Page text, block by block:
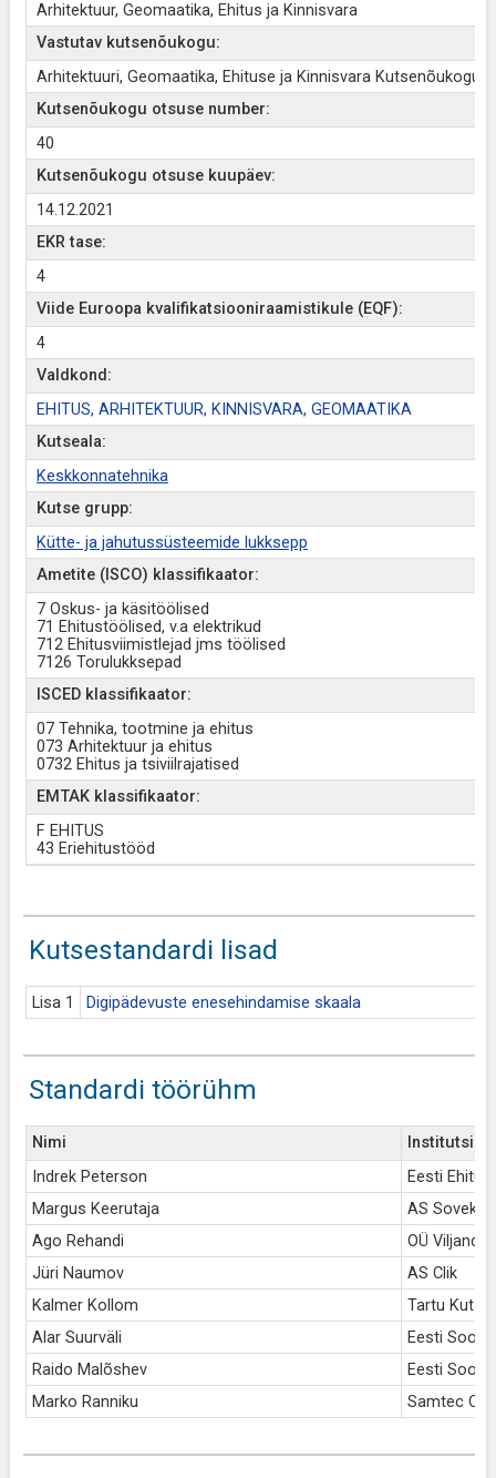
Arhitektuur, Geomaatika, Ehitus ja Kinnisvara
Vastutav kutsenõukogu:
Arhitektuuri, Geomaatika, Ehituse ja Kinnisvara Kutsenõukogu
Kutsenõukogu otsuse number:
40
Kutsenõukogu otsuse kuupäev:
14.12.2021
EKR tase:
4
Viide Euroopa kvalifikatsiooniraamistikule (EQF):
4
Valdkond:
EHITUS, ARHITEKTUUR, KINNISVARA, GEOMAATIKA
Kutseala:
Keskkonnatehnika
Kutse grupp:
Kütte- ja jahutussüsteemide lukksepp
Ametite (ISCO) klassifikaator:
7 Oskus- ja käsitöölised
71 Ehitustöölised, v.a elektrikud
712 Ehitusviimistlejad jms töölised
7126 Torulukksepad
ISCED klassifikaator:
07 Tehnika, tootmine ja ehitus
073 Arhitektuur ja ehitus
0732 Ehitus ja tsiviilrajatised
EMTAK klassifikaator:
F EHITUS
43 Eriehitustööd
Kutsestandardi lisad
Lisa 1 Digipädevuste enesehindamise skaala
Standardi töörühm
Nimi
Indrek Peterson
Eesti
Margus Keerutaja
AS Sovek
Ago Rehandi
OÜ Viljandi
Jüri Naumov
AS Clik
Kalmer Kollom
Tartu
Alar Suurväli
Eesti
Raido Malõshev
Eesti
Marko Ranniku
Samtec OÜ